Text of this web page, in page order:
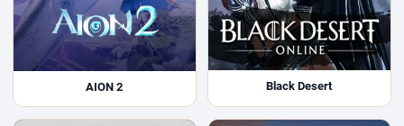
AION 2 Black Desert